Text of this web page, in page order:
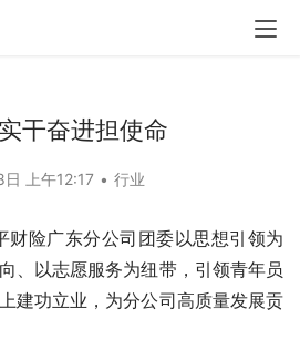
干奋进担使命
上午12:17 • 行业
财险广东分公司团委以思想引领为
、以志愿服务为纽带，引领青年员
建功立业，为分公司高质量发展贡